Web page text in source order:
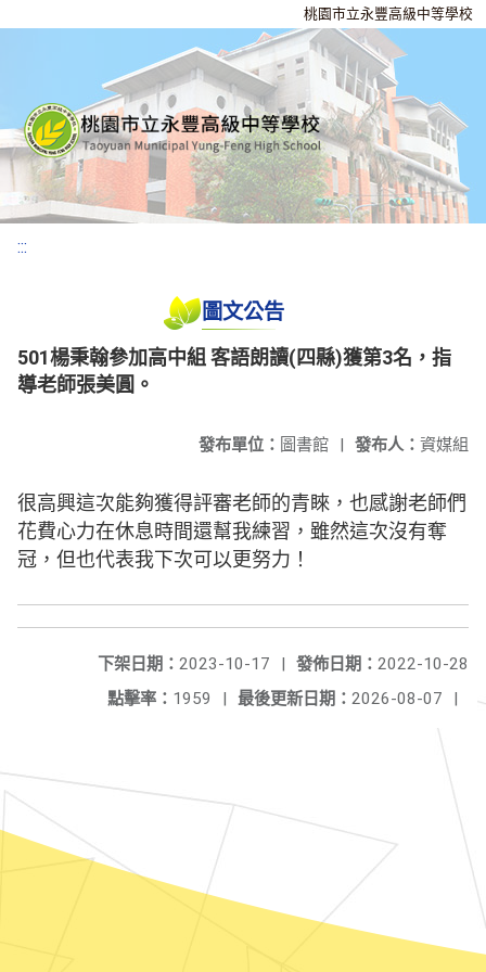
桃園市立永豐高級中等學校
:::
圖文公告
501楊秉翰參加高中組 客語朗讀(四縣)獲第3名，指
導老師張美圓。
發布人： 資媒組
發布單位： 圖書館 |
很高興這次能夠獲得評審老師的青睞，也感謝老師們
花費心力在休息時間還幫我練習，雖然這次沒有奪
冠，但也代表我下次可以更努力！
發佈日期： 2022-10-28
下架日期： 2023-10-17
|
最後更新日期： 2026-08-07 |
點擊率： 1959 |